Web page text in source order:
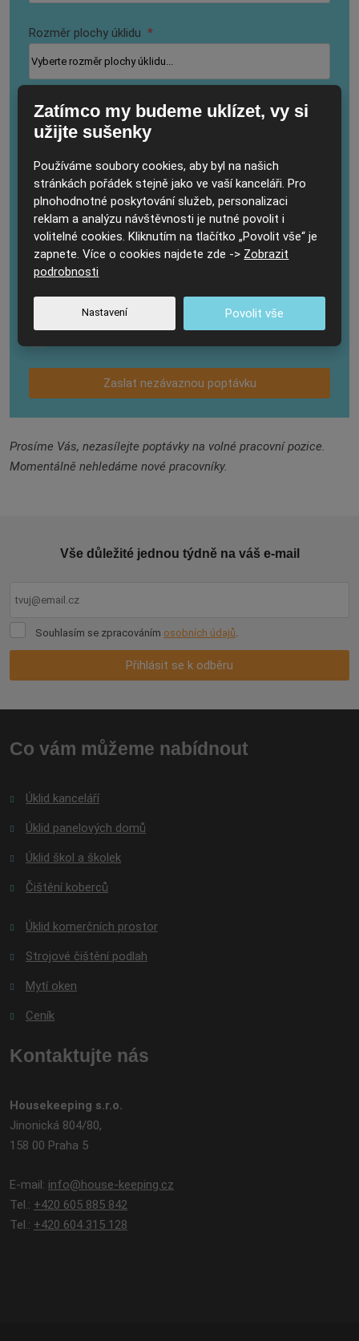
Rozměr plochy úklidu *
Další doplňující informace
Mám zájem o
Pravidelný
Pravidelný úklid
zpracováním
Zaslat nezávaznou poptávku
nepodařilo
Prosíme Vás, nezasílejte poptávky na volné pracovní pozice.
Momentálně nehledáme nové pracovníky.
Vše důležité jednou týdně na váš e-mail
Souhlasím
Souhlasím se zpracováním osobních údajů.
Přihlásit se k odběru
nepodařilo
Co vám můžeme nabídnout
Úklid kanceláří
Úklid panelových domů
Úklid škol a školek
Čištění koberců
Úklid komerčních prostor
Strojové čištění podlah
Mytí oken
Ceník
Kontaktujte nás
Housekeeping s.r.o.
Jinonická 804/80,
158 00 Praha 5
E-mail: info@house-keeping.cz
Tel.: +420 605 885 842
Tel.: +420 604 315 128
Zatímco my budeme uklízet, vy si
užijte sušenky
Používáme soubory cookies, aby byl na našich
stránkách pořádek stejně jako ve vaší kanceláři. Pro
plnohodnotné poskytování služeb, personalizaci
reklam a analýzu návštěvnosti je nutné povolit i
volitelné cookies. Kliknutím na tlačítko „Povolit vše“ je
zapnete. Více o cookies najdete zde -> Zobrazit
podrobnosti
Nastavení Povolit vše